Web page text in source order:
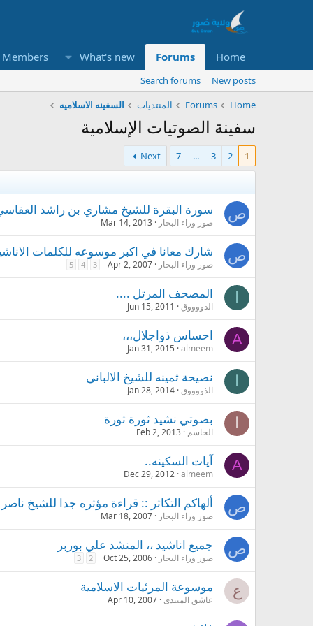
Home
Forums
What's new
Members
New posts
Search forums
Home
Forums المنتديات السفينه الاسلاميه
سفينة الصوتيات الإسلامية
1
2
3
...
7
Next
ص سورة البقرة للشيخ مشاري بن راشد
صور وراء البحار Mar 14, 2013
ص شارك معانا في اكبر موسوعه للكلمات
صور وراء البحار Apr 2, 2007
3
4
5
ا المصحف المرتل ....
الذووووق Jun 15, 2011
A احساس ذواجلال،،،
almeem
Jan 31, 2015
ا نصيحة ثمينه للشيخ الالباني
الذووووق Jan 28, 2014
ا بصوتي نشيد ثورة ثورة
الحاسم Feb 2, 2013
A آيات السكينه..
almeem
Dec 29, 2012
ص ألهاكم التكاثر :: قراءة مؤثره جدا للشيخ
صور وراء البحار Mar 18, 2007
ص جميع اناشيد ،، المنشد علي بوربر
صور وراء البحار Oct 25, 2006
2
3
ع موسوعة المرئيات الاسلامية
عاشق المنتدى Apr 10, 2007